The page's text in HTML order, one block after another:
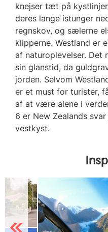
knejser tæt på
deres lange istunger
regnskov, og sælerne
klipperne. Westland er
af naturoplevelser. Det
sin glanstid, da
jorden. Selvom
er et must for turister,
af at være alene i
6 er New Zealands svar
vestkyst.
Previous